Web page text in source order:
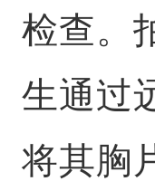
检查。
生通过
将其胸